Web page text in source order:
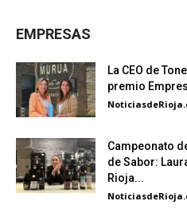
EMPRESAS
La CEO de
premio
Campeonato
de Sabor:
Rioja...